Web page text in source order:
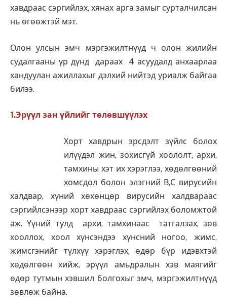
хавдраас сэргийлэх, хянах арга замыг сурталчилсан
нь өгөөжтэй мэт.
Олон улсын эмч мэргэжилтнүүд ч олон жилийн
судалгааны үр дүнд дараах 4 асуудалд анхаарлаа
хандуулан ажиллахыг дэлхий нийтэд уриалж байгаа
билээ.
1.Эрүүл зан үйлийг төлөвшүүлэх
Хорт хавдрын эрсдэлт зүйлс болох
илүүдэл жин, зохисгүй хоололт, архи,
тамхины хэт их хэрэглээ, хөдөлгөөний
хомсдол болон элэгний В,С вирусийн
халдвар, хүний хөхөнцөр вирусийн халдвараас
сэргийлсэнээр хорт хавдраас сэргийлэх боломжтой
аж. Үүний тулд архи, тамхинаас татгалзах, зөв
хооллох, хоол хүнсэндээ хүнсний ногоо, жимс,
жимсгэнийг түлхүү хэрэглэх, өдөр бүр идэвхтэй
хөдөлгөөн хийж, эрүүл амьдралын хэв маягийг
өдөр тутмын хэвшил болгохыг эмч, мэргэжилтнүүд
зөвлөж байна.